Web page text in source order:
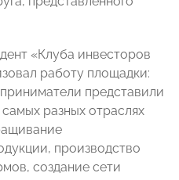
«Клуба инвесторов
работу площадки:
представили
разных отраслях
производство
создание сети